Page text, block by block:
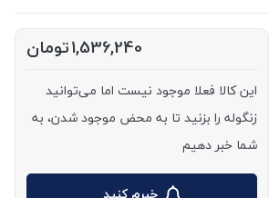
1,536,240تومان
این کالا فعلا موجود نیست اما می‌توانید
زنگوله را بزنید تا به محض موجود شدن، به
شما خبر دهیم